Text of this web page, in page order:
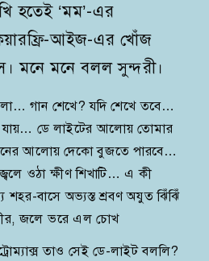
হতেই ‘মম’-এর
আইজ-এর খোঁজ
মনে মনে বলল সুন্দরী।
গান শেখে? যদি শেখে তবে…
ডে লাইটের আলোয় তোমার
আলোয় দেকো বুজতে পারবে…
ওঠা ক্ষীণ শিখাটি… এ কী
শহর-বাসে অভ্যস্ত শ্রবণ অযুত ঝিঁঝিঁ
জলে ভরে এল চোখ
তাও সেই ডে-লাইট বললি?